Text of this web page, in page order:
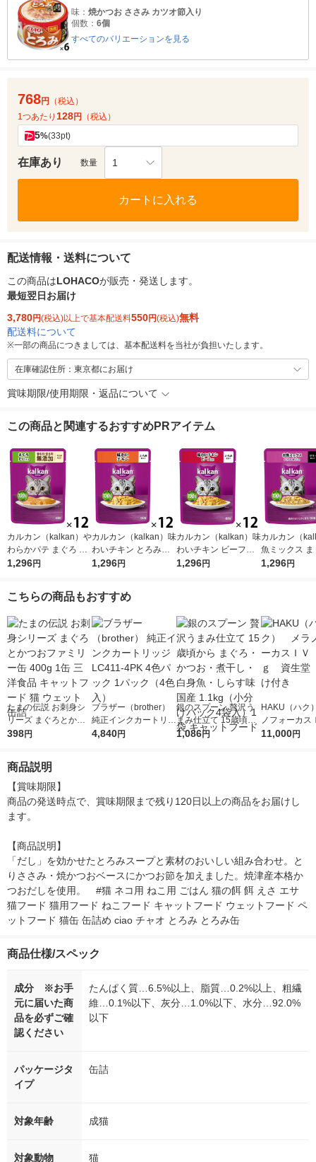
味： 焼かつお ささみ カツオ節入り
個数： 6個
すべてのバリエーションを見る
768円
（税込）
1つあたり 128円 （税込）
5%(33pt)
在庫あり 数量 1
カートに入れる
配送情報・送料について
この商品はLOHACOが販売・発送します。
最短翌日お届け
3,780円(税込)以上で基本配送料550円(税込)無料
配送料について
※一部の商品につきましては、基本配送料を当社が負担いたします。
在庫確認住所：東京都にお届け
賞味期限/使用期限・返品について
この商品と関連するおすすめPRアイテム
カルカン（kalkan）や
わらかパテ まぐろ た
い入り 着色料・発色
ト
1,296円
カルカン（kalkan）味
わいチキン とろみ仕
立て 60g 12袋 マース
1,296円
カルカン（kalkan）味
わいチキン ビーフ入
り とろみ仕立て 60g
1,296円
カルカン（
魚ミックス ま
かつお・たい
1,296円
こちらの商品もおすすめ
たまの伝説 お刺身シ
リーズ まぐろとかつ
おファミリー缶 400g
缶詰
398円
ブラザー（brother）
純正インクカートリッ
ジ LC411-4PK 4色パ
4,840円
銀のスプーン 贅沢う
まみ仕立て 15歳頃か
ら まぐろ・かつお・
1,086円
HAKU（ハ
ノフォーカ
5ｇ 資生堂
11,000円
商品説明
【賞味期限】
商品の発送時点で、賞味期限まで残り120日以上の商品をお届けし
ます。
【商品説明】
「だし」を効かせたとろみスープと素材のおいしい組み合わせ。と
りささみ・焼かつおベースにかつお節を加えました。焼津産本格か
つおだしを使用。　#猫 ネコ用 ねこ用 ごはん 猫の餌 餌 えさ エサ
猫フード 猫用フード ねこフード キャットフード ウェットフード ペ
ットフード 猫缶 缶詰め ciao チャオ とろみ とろみ缶
商品仕様/スペック
成分 ※お手
元に届いた商
品を必ずご確
認ください
たんぱく質…6.5%以上、脂質…0.2%以上、粗繊
維…0.1%以下、灰分…1.0%以下、水分…92.0%
以下
パッケージタ
イプ
缶詰
対象年齢 成猫
対象動物 猫